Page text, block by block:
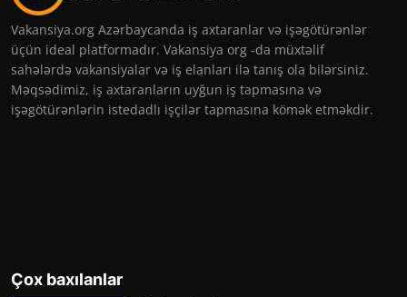
Vakansiya.org Azərbaycanda iş axtaranlar və işəgötürənlər
üçün ideal platformadır. Vakansiya org -da müxtəlif
sahələrdə vakansiyalar və iş elanları ilə tanış ola bilərsiniz.
Məqsədimiz, iş axtaranların uyğun iş tapmasına və
işəgötürənlərin istedadlı işçilər tapmasına kömək etməkdir.
Çox baxılanlar